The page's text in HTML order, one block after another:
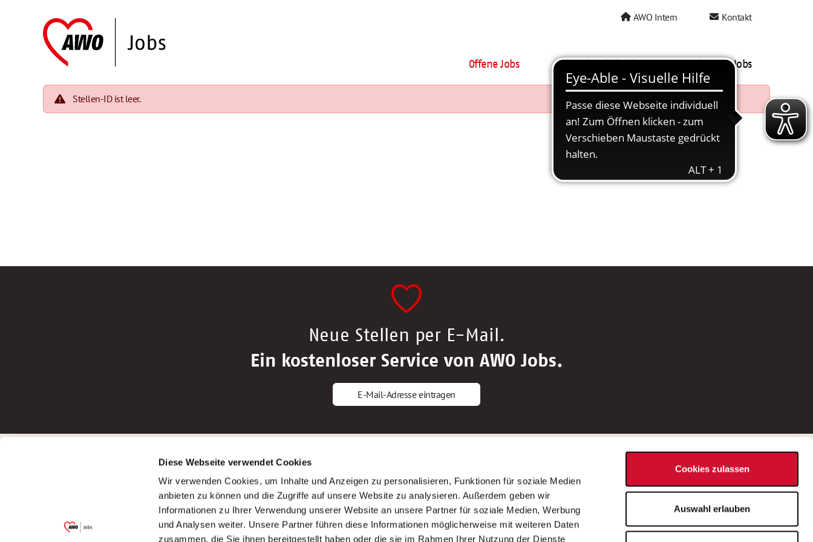
Diese Webseite verwendet Cookies
Wir verwenden Cookies, um Inhalte und Anzeigen zu personalisieren, Funktionen für soziale Medien
anbieten zu können und die Zugriffe auf unsere Website zu analysieren. Außerdem geben wir
Informationen zu Ihrer Verwendung unserer Website an unsere Partner für soziale Medien, Werbung
und Analysen weiter. Unsere Partner führen diese Informationen möglicherweise mit weiteren Daten
zusammen, die Sie ihnen bereitgestellt haben oder die sie im Rahmen Ihrer Nutzung der Dienste
Cookies zulassen
Auswahl erlauben
AWO Intern Kontakt
Offene Jobs AWO als Arbeitgeber Mein AWO Jobs
Stellen-ID ist leer.
Neue Stellen per E-Mail.
Ein kostenloser Service von AWO Jobs.
E-Mail-Adresse eintragen
Garitz Bewirtschaftungsbetriebe GmbH
(Ein Tochterunternehmen des AWO
Bezirksverbandes Unterfranken e.V.)
Bewerbungstipps
Bewerbung als Altenpfleger*in
Bewerbung als Krankenpfleger*in
Bewerbung als Altenpflegehelfer*in
Bewerbung als Erzieher*in
AWO Gliederungen nach Bundesland
Stellenangebote nach Bundesländern
Sitemap
Impressum
Datenschutz
Bei Fragen zu einer Stellenausschreibung
wenden Sie sich bitte an die*den in der
Stellenausschreibung genannte*n